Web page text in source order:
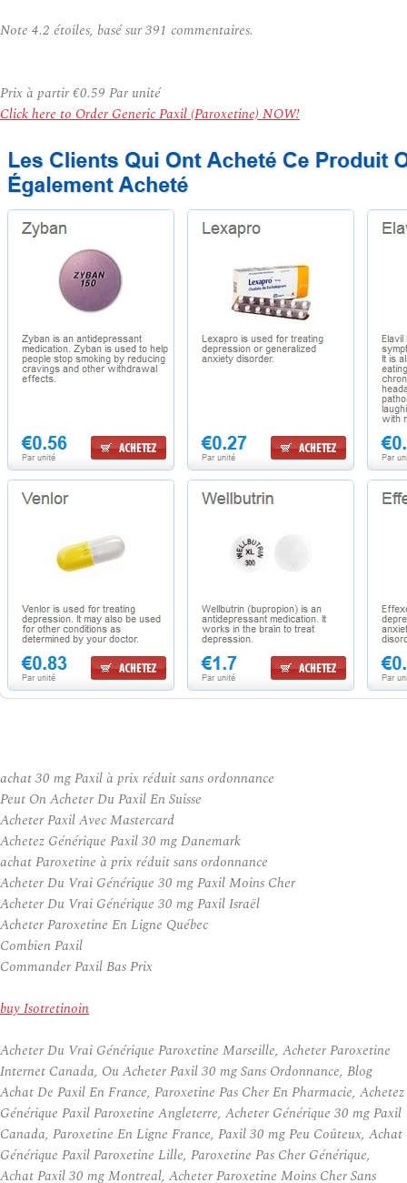
Note 4.2 étoiles, basé sur391 commentaires.
Prix à partir€0.59 Par unité
Click here to Order Generic Paxil (Paroxetine) NOW!
achat 30 mg Paxil à prix réduit sans ordonnance
Peut On Acheter Du Paxil En Suisse
Acheter Paxil Avec Mastercard
Achetez Générique Paxil 30 mg Danemark
achat Paroxetine à prix réduit sans ordonnance
Acheter Du Vrai Générique 30 mg Paxil Moins Cher
Acheter Du Vrai Générique 30 mg Paxil Israël
Acheter Paroxetine En Ligne Québec
Combien Paxil
Commander Paxil Bas Prix
buy Isotretinoin
Acheter Du Vrai Générique Paroxetine Marseille, Acheter Paroxetine
Internet Canada, Ou Acheter Paxil 30 mg Sans Ordonnance, Blog
Achat De Paxil En France, Paroxetine Pas Cher En Pharmacie, Achetez
Générique Paxil Paroxetine Angleterre, Acheter Générique 30 mg Paxil
Canada, Paroxetine En Ligne France, Paxil 30 mg Peu Coûteux, Achat
Générique Paxil Paroxetine Lille, Paroxetine Pas Cher Générique,
Achat Paxil 30 mg Montreal, Acheter Paroxetine Moins Cher Sans